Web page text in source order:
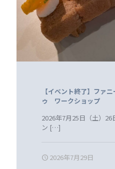
【イベント終了】ファ
ゥ ワークショップ
2026年7月25日（土）
ン […]
2026年7月29日